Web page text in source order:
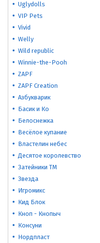
Uglydolls
VIP Pets
Vivid
Welly
Wild republic
Winnie-the-Pooh
ZAPF
ZAPF Creation
Азбукварик
Басик и Ко
Белоснежка
Весёлое купание
Властелин небес
Десятое королевство
Затейники ТМ
Звезда
Игромикс
Кид Блок
Кноп - Кнопыч
Консуни
Нордпласт